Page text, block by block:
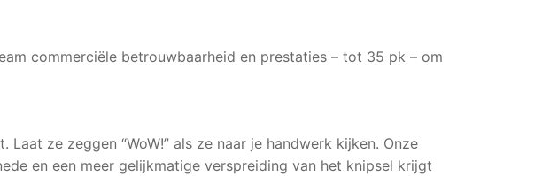
commerciële betrouwbaarheid en prestaties – tot 35 pk – om
ze zeggen “WoW!” als ze naar je handwerk kijken. Onze
en een meer gelijkmatige verspreiding van het knipsel krijgt